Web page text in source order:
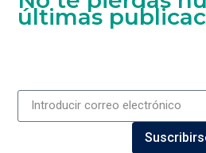
últimas